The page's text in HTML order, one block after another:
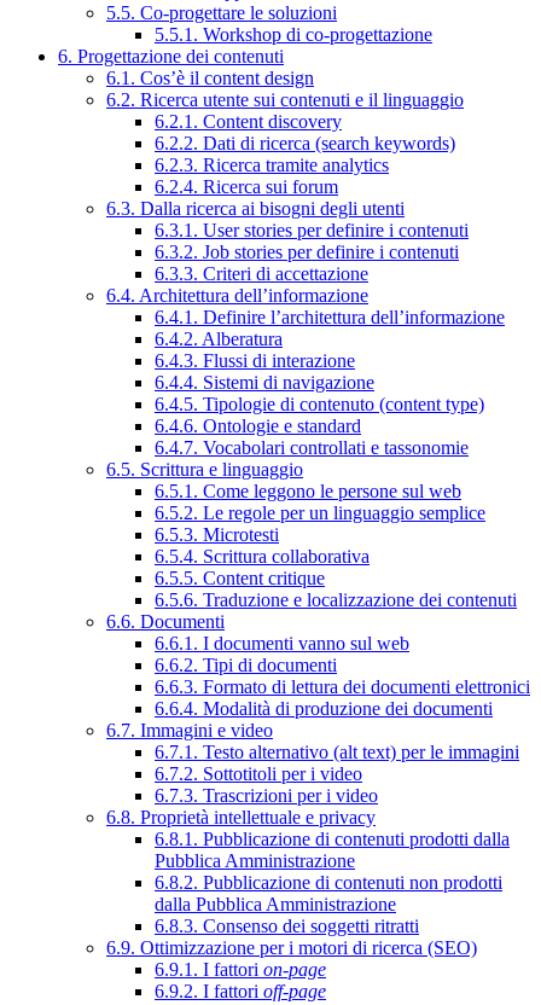
5.5. Co-progettare le soluzioni
5.5.1. Workshop di co-progettazione
6. Progettazione dei contenuti
6.1. Cos’è il content design
6.2. Ricerca utente sui contenuti e il linguaggio
6.2.1. Content discovery
6.2.2. Dati di ricerca (search keywords)
6.2.3. Ricerca tramite analytics
6.2.4. Ricerca sui forum
6.3. Dalla ricerca ai bisogni degli utenti
6.3.1. User stories per definire i contenuti
6.3.2. Job stories per definire i contenuti
6.3.3. Criteri di accettazione
6.4. Architettura dell’informazione
6.4.1. Definire l’architettura dell’informazione
6.4.2. Alberatura
6.4.3. Flussi di interazione
6.4.4. Sistemi di navigazione
6.4.5. Tipologie di contenuto (content type)
6.4.6. Ontologie e standard
6.4.7. Vocabolari controllati e tassonomie
6.5. Scrittura e linguaggio
6.5.1. Come leggono le persone sul web
6.5.2. Le regole per un linguaggio semplice
6.5.3. Microtesti
6.5.4. Scrittura collaborativa
6.5.5. Content critique
6.5.6. Traduzione e localizzazione dei contenuti
6.6. Documenti
6.6.1. I documenti vanno sul web
6.6.2. Tipi di documenti
6.6.3. Formato di lettura dei documenti elettronici
6.6.4. Modalità di produzione dei documenti
6.7. Immagini e video
6.7.1. Testo alternativo (alt text) per le immagini
6.7.2. Sottotitoli per i video
6.7.3. Trascrizioni per i video
6.8. Proprietà intellettuale e privacy
6.8.1. Pubblicazione di contenuti prodotti dalla
Pubblica Amministrazione
6.8.2. Pubblicazione di contenuti non prodotti
dalla Pubblica Amministrazione
6.8.3. Consenso dei soggetti ritratti
6.9. Ottimizzazione per i motori di ricerca (SEO)
6.9.1. I fattori on-page
6.9.2. I fattori off-page